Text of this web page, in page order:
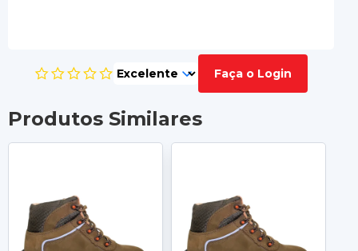
Faça o Login
Produtos Similares